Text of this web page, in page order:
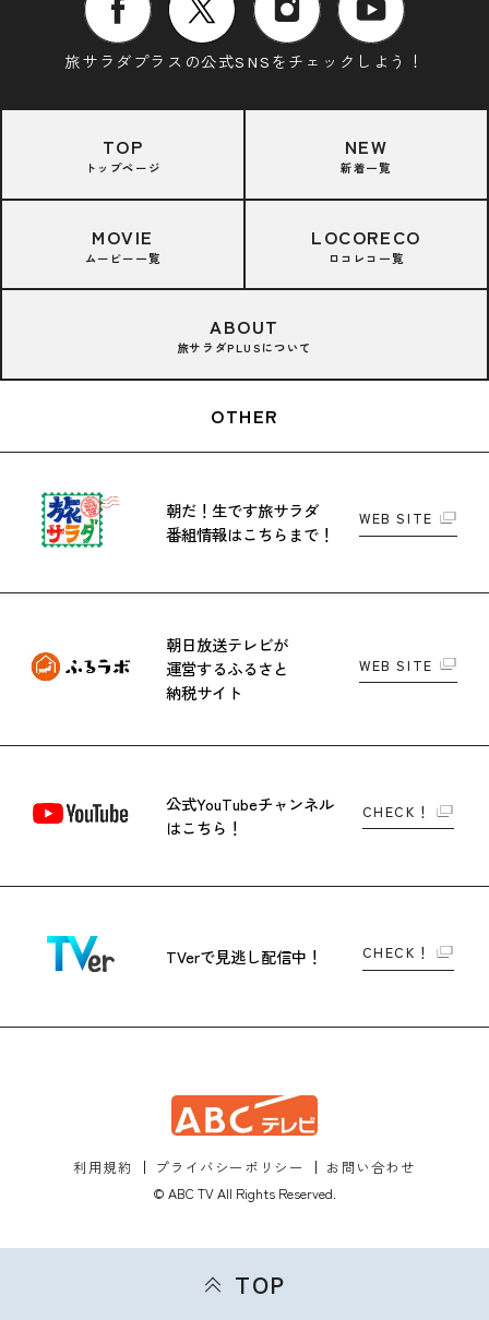
旅サラダプラスの公式SNSをチェックしよう！
TOP
トップページ
NEW
新着一覧
MOVIE
ムービー一覧
LOCORECO
ロコレコ一覧
ABOUT
旅サラダPLUSについて
OTHER
朝だ！生です旅サラダ
番組情報はこちらまで！
WEB SITE
朝日放送テレビが
運営するふるさと
納税サイト
WEB SITE
公式YouTubeチャンネル
はこちら！
CHECK！
TVerで見逃し配信中！ CHECK！
利用規約 プライバシーポリシー
お問い合わせ
© ABC TV All Rights Reserved.
TOP